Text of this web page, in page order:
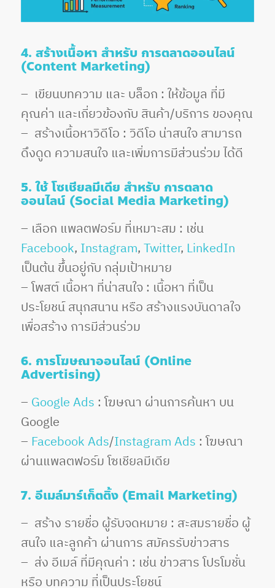
4. สร้างเนื้อหา สำหรับ การตลาดออนไลน์
(Content Marketing)
– เขียนบทความ และ บล็อก : ให้ข้อมูล ที่มี
คุณค่า และเกี่ยวข้องกับ สินค้า/บริการ ของคุณ
– สร้างเนื้อหาวิดีโอ : วิดีโอ น่าสนใจ สามารถ
ดึงดูด ความสนใจ และเพิ่มการมีส่วนร่วม ได้ดี
5. ใช้ โซเชียลมีเดีย สำหรับ การตลาด
ออนไลน์ (Social Media Marketing)
– เลือก แพลตฟอร์ม ที่เหมาะสม : เช่น
Facebook, Instagram, Twitter, LinkedIn
เป็นต้น ขึ้นอยู่กับ กลุ่มเป้าหมาย
– โพสต์ เนื้อหา ที่น่าสนใจ : เนื้อหา ที่เป็น
ประโยชน์ สนุกสนาน หรือ สร้างแรงบันดาลใจ
เพื่อสร้าง การมีส่วนร่วม
6. การโฆษณาออนไลน์ (Online
Advertising)
– Google Ads : โฆษณา ผ่านการค้นหา บน
Google
– Facebook Ads/Instagram Ads : โฆษณา
ผ่านแพลตฟอร์ม โซเชียลมีเดีย
7. อีเมล์มาร์เก็ตติ้ง (Email Marketing)
– สร้าง รายชื่อ ผู้รับจดหมาย : สะสมรายชื่อ ผู้
สนใจ และลูกค้า ผ่านการ สมัครรับข่าวสาร
– ส่ง อีเมล์ ที่มีคุณค่า : เช่น ข่าวสาร โปรโมชั่น
หรือ บทความ ที่เป็นประโยชน์